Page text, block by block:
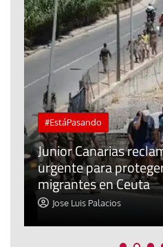
#EstáPasando
Junior Canarias
urgente para
migrantes en Ceuta
Jose Luis Palacios